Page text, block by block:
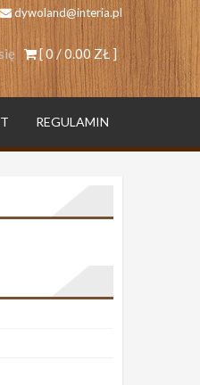
dywoland@interia.pl
[ 0 /0.00 ZŁ]
REGULAMIN